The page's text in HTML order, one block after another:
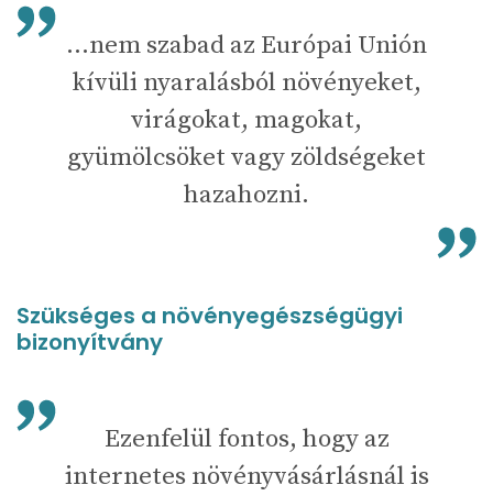
...nem szabad az Európai Unión
kívüli nyaralásból növényeket,
virágokat, magokat,
gyümölcsöket vagy zöldségeket
hazahozni.
Szükséges a növényegészségügyi
bizonyítvány
Ezenfelül fontos, hogy az
internetes növényvásárlásnál is